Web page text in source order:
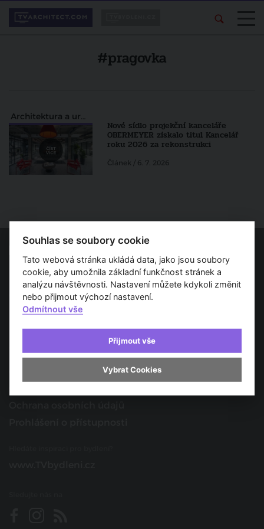
#pragovka
Architektura a urbanismus
Nové sídlo projekční kanceláře
OBERMEYER získalo titul Kancelář
roku 2026 za rekonstrukci
Článek / 6. 7. 2026
Spojujeme svět architektury
O nás
Provozovatel
Kontakt
Spolupracujte s námi
Souhlas se soubory cookie
Tato webová stránka ukládá data, jako jsou soubory
cookie, aby umožnila základní funkčnost stránek a
analýzu návštěvnosti. Nastavení můžete kdykoli změnit
nebo přijmout výchozí nastavení.
Odmítnout vše
Přijmout vše
Vybrat Cookies